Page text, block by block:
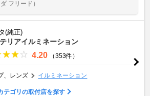
フリード）
(純正)
リアイルミネーション
4.20 （353件）
、レンズ イルミネーション
テゴリの取付店を探す